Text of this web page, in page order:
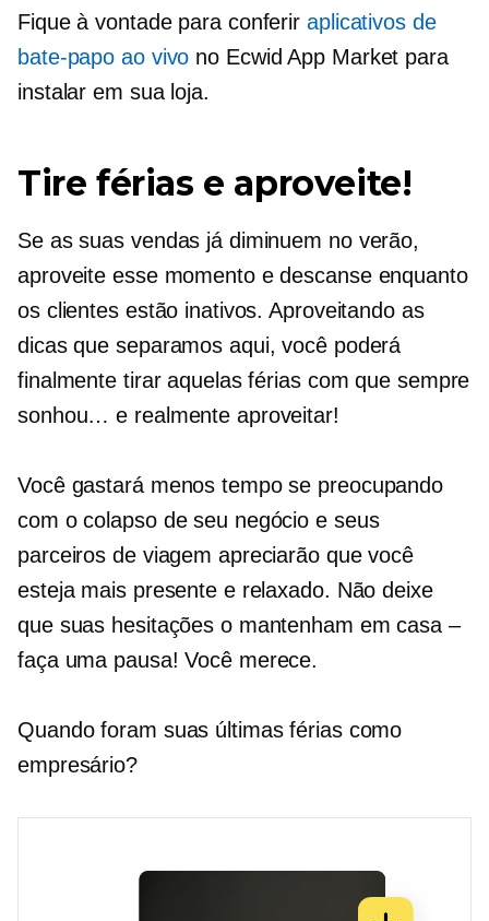
Fique à vontade para conferir aplicativos de
bate-papo ao vivo no Ecwid App Market para
instalar em sua loja.
Tire férias e aproveite!
Se as suas vendas já diminuem no verão,
aproveite esse momento e descanse enquanto
os clientes estão inativos. Aproveitando as
dicas que separamos aqui, você poderá
finalmente tirar aquelas férias com que sempre
sonhou… e realmente aproveitar!
Você gastará menos tempo se preocupando
com o colapso de seu negócio e seus
parceiros de viagem apreciarão que você
esteja mais presente e relaxado. Não deixe
que suas hesitações o mantenham em casa –
faça uma pausa! Você merece.
Quando foram suas últimas férias como
empresário?